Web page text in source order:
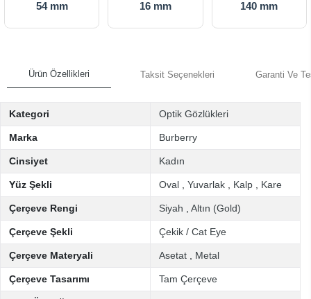
54 mm 16 mm 140 mm
Ürün Özellikleri Taksit Seçenekleri Garanti Ve
Kategori Optik Gözlükleri
Marka Burberry
Cinsiyet Kadın
Yüz Şekli Oval Yuvarlak Kalp Kare
Çerçeve Rengi Siyah Altın (Gold)
Çerçeve Şekli Çekik / Cat Eye
Çerçeve Materyali Asetat Metal
Çerçeve Tasarımı Tam Çerçeve